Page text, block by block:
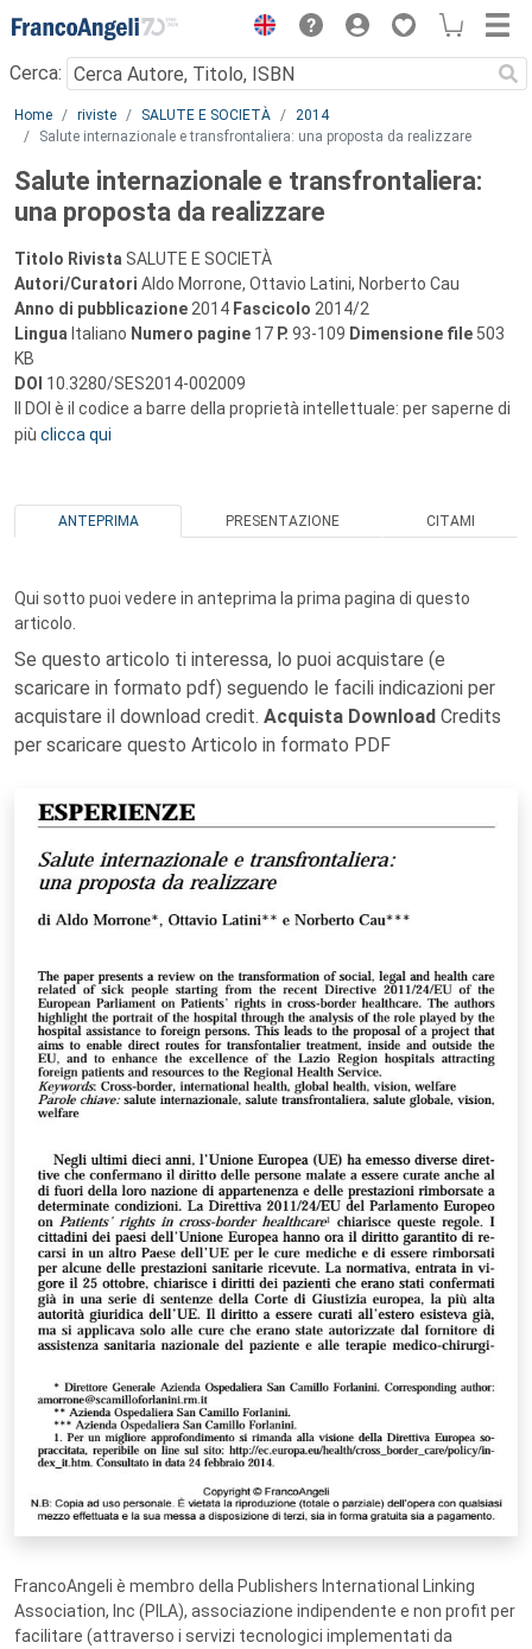
Menu
Cerca:
Main content
Home riviste SALUTE E SOCIETÀ
2014
Salute internazionale e transfrontaliera: una proposta da realizzare
Salute internazionale e transfrontaliera:
una proposta da realizzare
Titolo Rivista SALUTE E SOCIETÀ
Autori/Curatori Aldo Morrone, Ottavio Latini, Norberto Cau
Anno di pubblicazione 2014 Fascicolo 2014/2
Lingua Italiano Numero pagine 17 P. 93-109 Dimensione file 503
KB
DOI 10.3280/SES2014-002009
Il DOI è il codice a barre della proprietà intellettuale: per saperne di
più clicca qui
ANTEPRIMA PRESENTAZIONE CITAMI
Qui sotto puoi vedere in anteprima la prima pagina di questo
articolo.
Se questo articolo ti interessa, lo puoi acquistare (e
scaricare in formato pdf) seguendo le facili indicazioni per
acquistare il download credit. Acquista Download Credits
per scaricare questo Articolo in formato PDF
FrancoAngeli è membro della Publishers International Linking
Association, Inc (PILA), associazione indipendente e non profit per
facilitare (attraverso i servizi tecnologici implementati da